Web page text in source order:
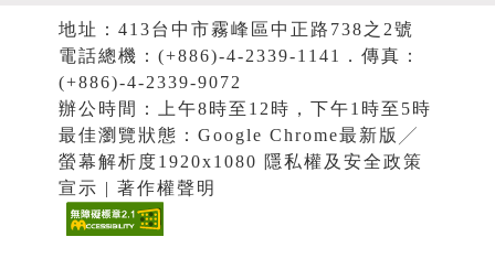
地址：413台中市霧峰區中正路738之2號
電話總機：(+886)-4-2339-1141．傳真：
(+886)-4-2339-9072
辦公時間：上午8時至12時，下午1時至5時
最佳瀏覽狀態：Google Chrome最新版╱
螢幕解析度1920x1080 隱私權及安全政策
宣示 | 著作權聲明